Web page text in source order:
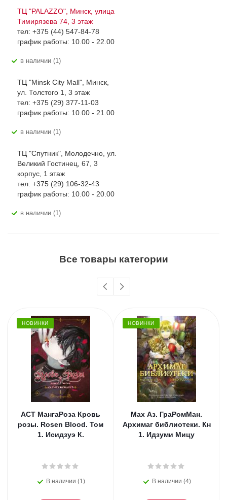
ТЦ "PALAZZO", Минск, улица
Тимирязева 74, 3 этаж
тел: +375 (44) 547-84-78
график работы: 10.00 - 22.00
В наличии (1)
ТЦ "Minsk City Mall", Минск,
ул. Толстого 1, 3 этаж
тел: +375 (29) 377-11-03
график работы: 10.00 - 21.00
В наличии (1)
ТЦ "Спутник", Молодечно, ул.
Великий Гостинец, 67, 3
корпус, 1 этаж
тел: +375 (29) 106-32-43
график работы: 10.00 - 20.00
В наличии (1)
Все товары категории
НОВИНКИ
АСТ МангаРоза Кровь
розы. Rosen Blood. Том
1. Исидзуэ К.
В наличии (1)
НОВИНКИ
Мах Аз. ГраРомМан.
Архимаг библиотеки. Кн
1. Идзуми Мицу
В наличии (4)